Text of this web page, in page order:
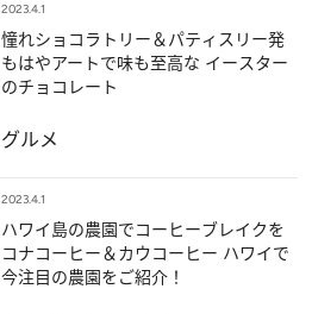
2023.4.1
憧れショコラトリー＆パティスリー発
もはやアートで味も至高な イースター
のチョコレート
グルメ
2023.4.1
ハワイ島の農園でコーヒーブレイクを
コナコーヒー＆カウコーヒー ハワイで
今注目の農園をご紹介！